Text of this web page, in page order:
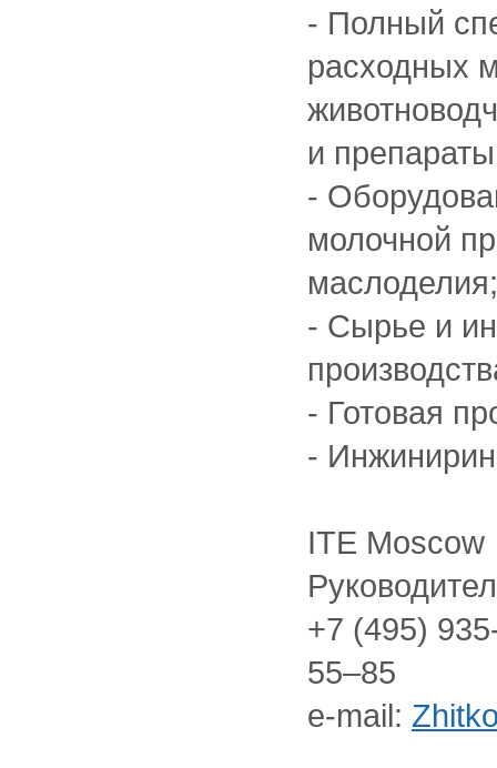
- Полный
расходных
и
-
молочной
маслоделия;
- Сырье и
- Готовая
-
ITE Moscow
+7 (495)
55–85
e-mail: